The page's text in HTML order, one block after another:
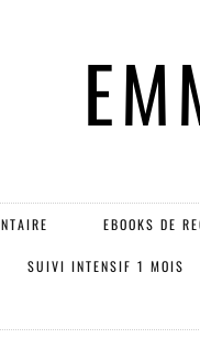
EBOOKS DE
SUIVI INTENSIF 1 MOIS